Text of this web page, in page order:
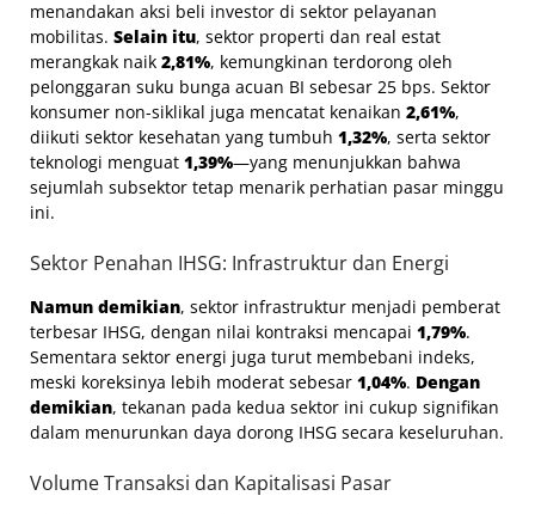
menandakan aksi beli investor di sektor pelayanan
mobilitas. Selain itu, sektor properti dan real estat
merangkak naik 2,81%, kemungkinan terdorong oleh
pelonggaran suku bunga acuan BI sebesar 25 bps. Sektor
konsumer non-siklikal juga mencatat kenaikan 2,61%,
diikuti sektor kesehatan yang tumbuh 1,32%, serta sektor
teknologi menguat 1,39%—yang menunjukkan bahwa
sejumlah subsektor tetap menarik perhatian pasar minggu
ini.
Sektor Penahan IHSG: Infrastruktur dan Energi
Namun demikian, sektor infrastruktur menjadi pemberat
terbesar IHSG, dengan nilai kontraksi mencapai 1,79%.
Sementara sektor energi juga turut membebani indeks,
meski koreksinya lebih moderat sebesar 1,04%. Dengan
demikian, tekanan pada kedua sektor ini cukup signifikan
dalam menurunkan daya dorong IHSG secara keseluruhan.
Volume Transaksi dan Kapitalisasi Pasar